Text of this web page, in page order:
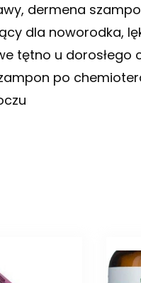
dermena
dla noworodka,
tętno u dorosłego
po